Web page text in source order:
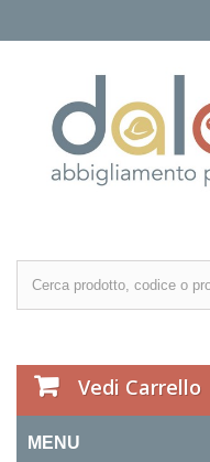
Vedi Carrello
MENU